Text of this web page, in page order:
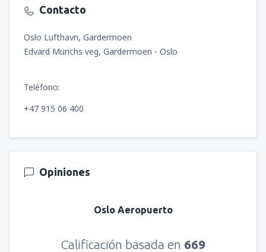
Contacto
Oslo Lufthavn, Gardermoen
Edvard Munchs veg, Gardermoen - Oslo
Teléfono:
+47 915 06 400
Opiniones
Oslo Aeropuerto
Calificación basada en 669